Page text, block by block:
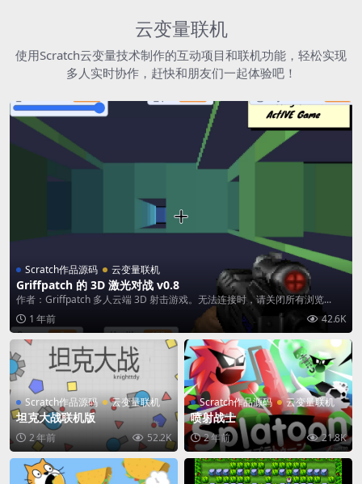
云变量联机
使用Scratch云变量技术制作的互动项目和联机功能，轻松实现
多人实时协作，赶快和朋友们一起体验吧！
Scratch作品源码 云变量联机
Griffpatch 的 3D 激光对战 v0.8
作者：Griffpatch 多人云端 3D 射击游戏。无法连接时，请关闭所有浏览...
1 年前
42.6K
Scratch作品源码 云变量联机
坦克大战联机版
2 年前 52.2K
Scratch作品源码 云变量联机
喷射战士
2 年前 21.8K